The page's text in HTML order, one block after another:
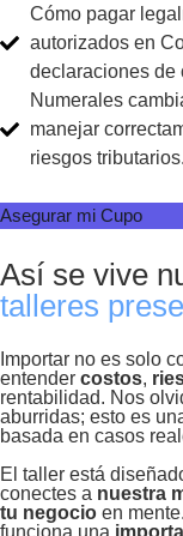
Cómo pagar
autorizados en
declaraciones de
Numerales
manejar
riesgos tributarios.
Asegurar mi Cupo
Así se vive
talleres
Importar no es solo
entender costos,
rentabilidad. Nos
aburridas; esto es
basada en casos
El taller está
conectes a nuestra
tu negocio en
funciona una